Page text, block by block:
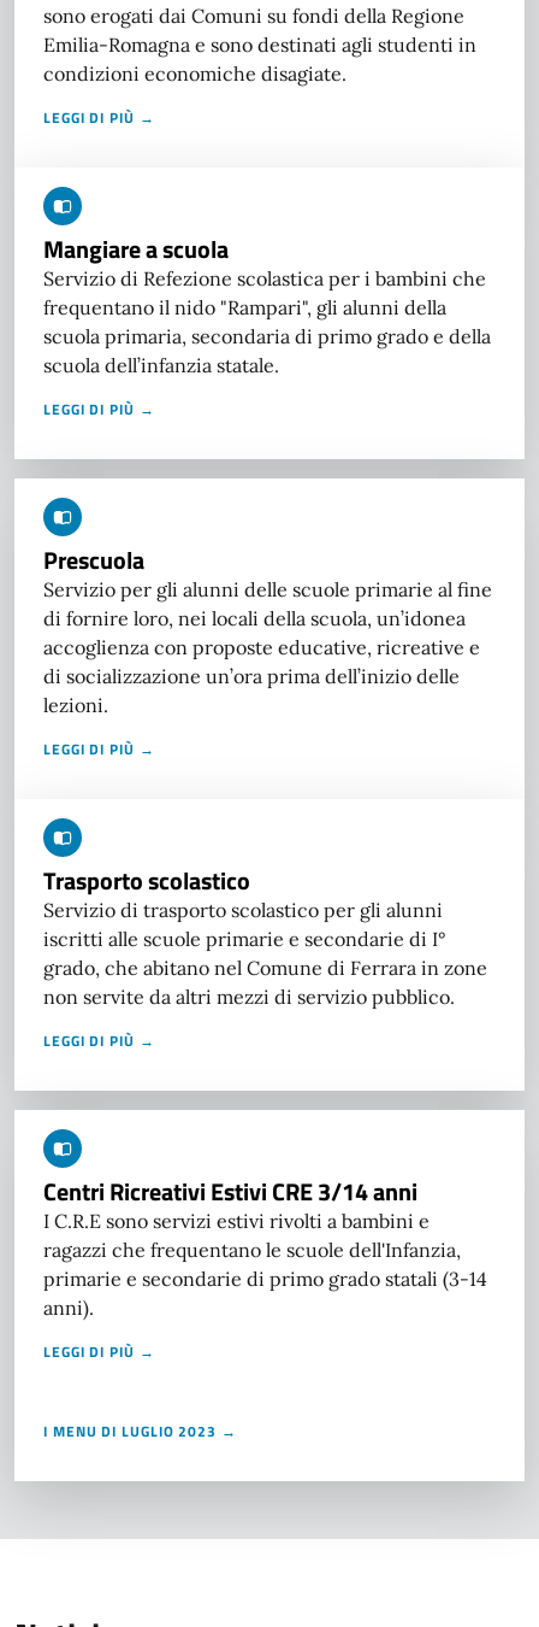
sono erogati dai Comuni su fondi della Regione
Emilia-Romagna e sono destinati agli studenti in
condizioni economiche disagiate.
LEGGI DI PIÙ →
Mangiare a scuola
Servizio di Refezione scolastica per i bambini che
frequentano il nido "Rampari", gli alunni della
scuola primaria, secondaria di primo grado e della
scuola dell’infanzia statale.
LEGGI DI PIÙ →
Prescuola
Servizio per gli alunni delle scuole primarie al fine
di fornire loro, nei locali della scuola, un’idonea
accoglienza con proposte educative, ricreative e
di socializzazione un’ora prima dell’inizio delle
lezioni.
LEGGI DI PIÙ →
Trasporto scolastico
Servizio di trasporto scolastico per gli alunni
iscritti alle scuole primarie e secondarie di I°
grado, che abitano nel Comune di Ferrara in zone
non servite da altri mezzi di servizio pubblico.
LEGGI DI PIÙ →
Centri Ricreativi Estivi CRE 3/14 anni
I C.R.E sono servizi estivi rivolti a bambini e
ragazzi che frequentano le scuole dell'Infanzia,
primarie e secondarie di primo grado statali (3-14
anni).
LEGGI DI PIÙ →
I MENU DI LUGLIO 2023 →